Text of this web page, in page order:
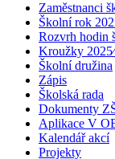
Zaměstnanci
Školní rok
Rozvrh hodin
Kroužky
Školní družina
Zápis
Školská rada
Dokumenty
Aplikace V
Kalendář akcí
Projekty